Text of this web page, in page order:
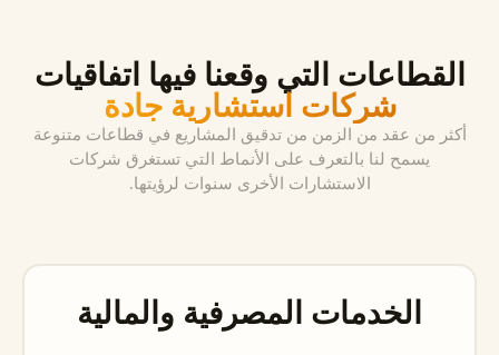
القطاعات التي وقعنا فيها اتفاقيات
شركات استشارية جادة
أكثر من عقد من الزمن من تدقيق المشاريع في قطاعات متنوعة
يسمح لنا بالتعرف على الأنماط التي تستغرق شركات
الاستشارات الأخرى سنوات لرؤيتها.
الخدمات المصرفية والمالية